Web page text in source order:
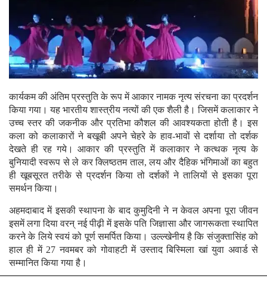
कार्यकम की अंतिम प्रस्तुति के रूप में आकार नामक नृत्य संरचना का प्रदर्शन
किया गया। यह भारतीय शास्त्रीय नत्यों की एक शैली है। जिसमें कलाकार ने
उच्च स्तर की जकनीक और प्रतिभा कौशल की आवश्यकता होती है। इस
कला को कलाकारों ने बखूबी अपने चेहरे के हाव-भावों से दर्शाया तो दर्शक
देखते ही रह गये। आकार की प्रस्तुति में कलाकार ने कत्थक नृत्य के
बुनियादी स्वरूप से ले कर क्लिष्ठतम ताल, लय और दैहिक भंगिमाओं का बहुत
ही खूबसूरत तरीके से प्रदर्शन किया तो दर्शकों ने तालियों से इसका पूरा
समर्थन किया।
अहमदाबाद में इसकी स्थापना के बाद कुमुदिनी ने न केवल अपना पूरा जीवन
इसमें लगा दिया वरन् नई पीढ़ी में इसके पति जिज्ञासा और जागरूकता स्थापित
करने के लिये स्वयं को पूर्ण समर्पित किया। उल्ल्खेनीय है कि संजुक्तासिंह को
हाल ही में 27 नवमबर को गोवाहटी में उस्ताद बिस्मिला खां युवा अवार्ड से
सम्मानित किया गया है।